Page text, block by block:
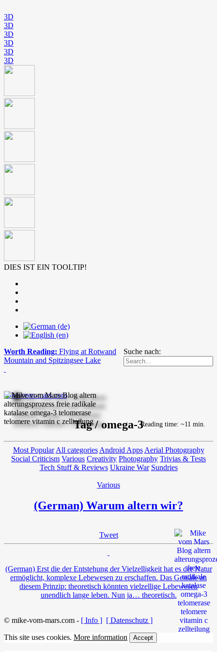
3D
3D
3D
3D
3D
3D
DIES IST EIN TOOLTIP!
Suche nach:
Worth Reading: Flying at Rotwand
Mountain and Spitzingsee Lake
mike-vom-mars.com
Tag / omega-3
Most Popular All categories Android Apps Aerial Photography
Social Criticism Various Creativity Photography Trivias & Tests
Tech Stuff & Reviews Ukraine War Sundries
Various
(German) Warum altern wir?
Tweet
Reading time: ~11 min.
(German) Erst die der Entstehung der Vielzelligkeit hat es der Natur
ermöglicht, komplexe Lebewesen zu erschaffen. Das Geniale an
diesem Prinzip: theoretisch könnten vielzellige Lebewesen
unendlich lange leben. Nun ja… theoretisch.
© mike-vom-mars.com - [ Info ] [ Datenschutz ]
This site uses cookies. More information Accept